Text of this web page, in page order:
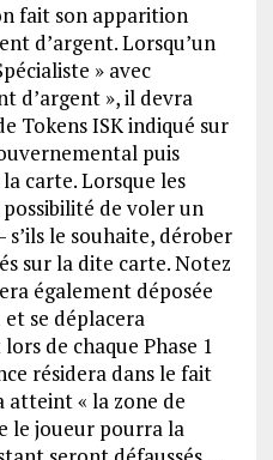
fait son apparition
d’argent. Lorsqu’un
» avec
d’argent », il devra
Tokens ISK indiqué sur
puis
carte. Lorsque les
de voler un
le souhaite, dérober
sur la dite carte. Notez
également déposée
se déplacera
de chaque Phase 1
résidera dans le fait
atteint « la zone de
le joueur pourra la